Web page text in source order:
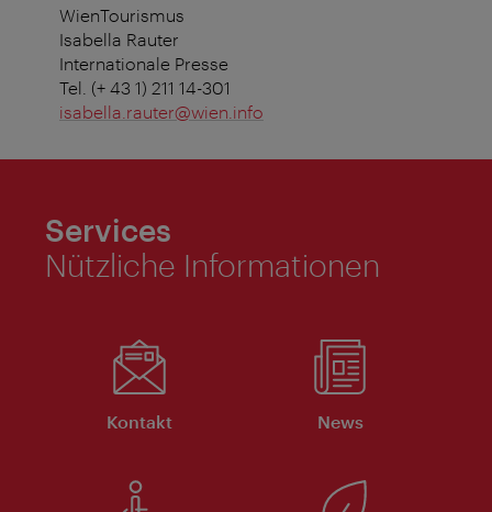
WienTourismus
Isabella Rauter
Internationale Presse
Tel. (+ 43 1) 211 14-301
isabella.rauter@wien.info
Services
Nützliche Informationen
Kontakt News